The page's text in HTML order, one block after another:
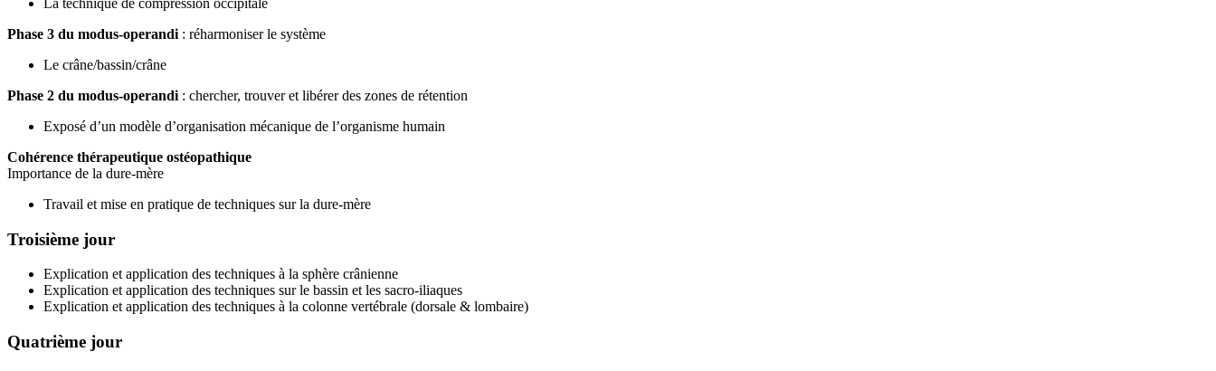
Phase 3 du modus-operandi : réharmoniser le système
Le crâne/bassin/crâne
Phase 2 du modus-operandi : chercher, trouver et libérer des zones de rétention
Exposé d’un modèle d’organisation mécanique de l’organisme humain
Cohérence thérapeutique ostéopathique
Importance de la dure-mère
Travail et mise en pratique de techniques sur la dure-mère
Troisième jour
Explication et application des techniques à la sphère crânienne
Explication et application des techniques sur le bassin et les sacro-iliaques
Explication et application des techniques à la colonne vertébrale (dorsale & lombaire)
Quatrième jour